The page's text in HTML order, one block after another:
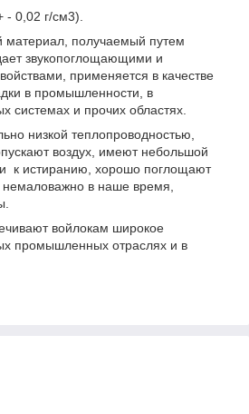
- 0,02 г/см3).
материал, получаемый путем
звукопоглощающими и
применяется в качестве
в промышленности, в
системах и прочих областях.
низкой теплопроводностью,
воздух, имеют небольшой
к истиранию, хорошо поглощают
в наше время,
войлокам широкое
промышленных отраслях и в